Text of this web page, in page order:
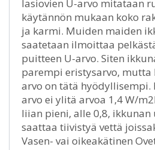
lasiovien U-arvo mitataan
käytännön mukaan koko
ja karmi. Muiden maiden
saatetaan ilmoittaa
puitteen U-arvo. Siten
parempi eristysarvo, mutta
arvo on tätä hyödyllisempi.
arvo ei ylitä arvoa 1,4 W/
liian pieni, alle 0,8,
saattaa tiivistyä vettä
Vasen- vai oikeakätinen